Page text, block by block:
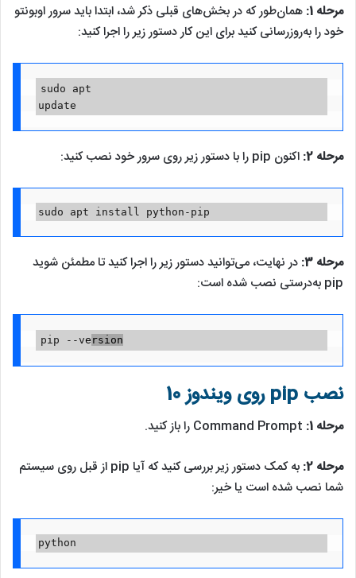
مرحله 1:
همان‌طور که در بخش‌های قبلی ذکر شد، ابتدا باید سرور اوبونتو
خود را به‌روزرسانی کنید برای این کار دستور زیر را اجرا کنید:
sudo apt
update
مرحله 2: اکنون pip را با دستور زیر روی سرور خود نصب کنید:
sudo apt install python-pip
مرحله 3:
در نهایت، می‌توانید دستور زیر را اجرا کنید تا مطمئن شوید
pip به‌درستی نصب شده است:
pip --ve rsion
نصب pip روی ویندوز 10
مرحله 1:
مرحله 2:
به کمک دستور زیر بررسی کنید که آیا pip از قبل روی سیستم
شما نصب شده است یا خیر:
python